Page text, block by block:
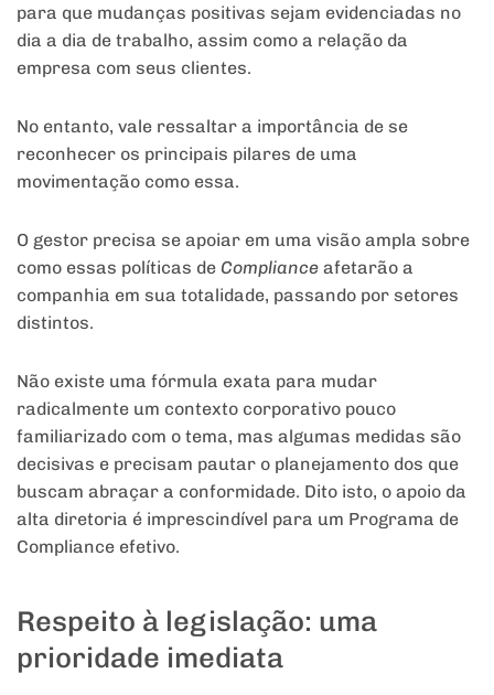
para que mudanças positivas sejam evidenciadas no
dia a dia de trabalho, assim como a relação da
empresa com seus clientes.
No entanto, vale ressaltar a importância de se
reconhecer os principais pilares de uma
movimentação como essa.
O gestor precisa se apoiar em uma visão ampla sobre
como essas políticas de Compliance afetarão a
companhia em sua totalidade, passando por setores
distintos.
Não existe uma fórmula exata para mudar
radicalmente um contexto corporativo pouco
familiarizado com o tema, mas algumas medidas são
decisivas e precisam pautar o planejamento dos que
buscam abraçar a conformidade. Dito isto, o apoio da
alta diretoria é imprescindível para um Programa de
Compliance efetivo.
Respeito à legislação: uma
prioridade imediata